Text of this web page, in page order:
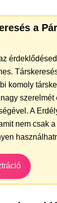
a
komoly
A
nem csak